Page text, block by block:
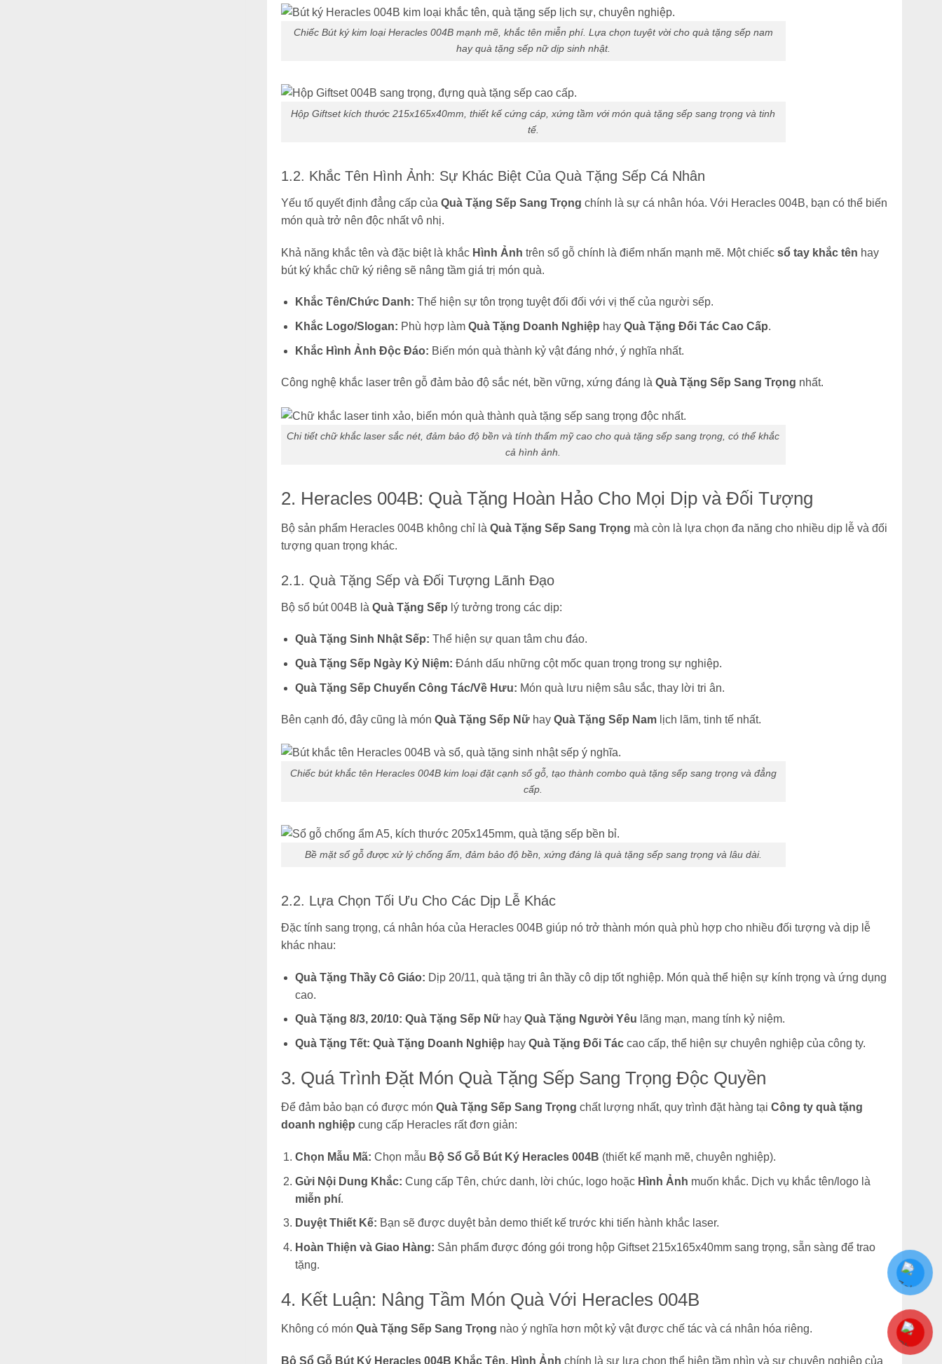
Chiếc Bút ký kim loại Heracles 004B mạnh mẽ, khắc tên miễn phí. Lựa chọn tuyệt vời cho quà tặng sếp nam
hay quà tặng sếp nữ dịp sinh nhật.
Hộp Giftset kích thước 215x165x40mm, thiết kế cứng cáp, xứng tầm với món quà tặng sếp sang trọng và tinh
tế.
1.2. Khắc Tên Hình Ảnh: Sự Khác Biệt Của Quà Tặng Sếp Cá Nhân
Yếu tố quyết định đẳng cấp của Quà Tặng Sếp Sang Trọng chính là sự cá nhân hóa. Với Heracles 004B, bạn có thể biến
món quà trở nên độc nhất vô nhị.
Khả năng khắc tên và đặc biệt là khắc Hình Ảnh trên sổ gỗ chính là điểm nhấn mạnh mẽ. Một chiếc sổ tay khắc tên hay
bút ký khắc chữ ký riêng sẽ nâng tầm giá trị món quà.
Khắc Tên/Chức Danh: Thể hiện sự tôn trọng tuyệt đối đối với vị thế của người sếp.
Khắc Logo/Slogan: Phù hợp làmQuà Tặng Doanh Nghiệp hayQuà Tặng Đối Tác Cao Cấp.
Khắc Hình Ảnh Độc Đáo: Biến món quà thành kỷ vật đáng nhớ, ý nghĩa nhất.
Công nghệ khắc laser trên gỗ đảm bảo độ sắc nét, bền vững, xứng đáng là Quà Tặng Sếp Sang Trọng nhất.
Chi tiết chữ khắc laser sắc nét, đảm bảo độ bền và tính thẩm mỹ cao cho quà tặng sếp sang trọng, có thể khắc
cả hình ảnh.
2. Heracles 004B: Quà Tặng Hoàn Hảo Cho Mọi Dịp và Đối Tượng
Bộ sản phẩm Heracles 004B không chỉ là Quà Tặng Sếp Sang Trọng mà còn là lựa chọn đa năng cho nhiều dịp lễ và đối
tượng quan trọng khác.
2.1. Quà Tặng Sếp và Đối Tượng Lãnh Đạo
Bộ sổ bút 004B là Quà Tặng Sếp lý tưởng trong các dịp:
Quà Tặng Sinh Nhật Sếp: Thể hiện sự quan tâm chu đáo.
Quà Tặng Sếp Ngày Kỷ Niệm: Đánh dấu những cột mốc quan trọng trong sự nghiệp.
Quà Tặng Sếp Chuyển Công Tác/Về Hưu: Món quà lưu niệm sâu sắc, thay lời tri ân.
Bên cạnh đó, đây cũng là món Quà Tặng Sếp Nữhay Quà Tặng Sếp Namlịch lãm, tinh tế nhất.
Chiếc bút khắc tên Heracles 004B kim loại đặt cạnh sổ gỗ, tạo thành combo quà tặng sếp sang trọng và đẳng
cấp.
Bề mặt sổ gỗ được xử lý chống ẩm, đảm bảo độ bền, xứng đáng là quà tặng sếp sang trọng và lâu dài.
2.2. Lựa Chọn Tối Ưu Cho Các Dịp Lễ Khác
Đặc tính sang trọng, cá nhân hóa của Heracles 004B giúp nó trở thành món quà phù hợp cho nhiều đối tượng và dịp lễ
khác nhau:
Quà Tặng Thầy Cô Giáo: Dịp 20/11, quà tặng tri ân thầy cô dịp tốt nghiệp. Món quà thể hiện sự kính trọng và ứng dụng
cao.
Quà Tặng 8/3, 20/10: Quà Tặng Sếp Nữ hayQuà Tặng Người Yêu lãng mạn, mang tính kỷ niệm.
Quà Tặng Tết: Quà Tặng Doanh Nghiệp hayQuà Tặng Đối Tác cao cấp, thể hiện sự chuyên nghiệp của công ty.
3. Quá Trình Đặt Món Quà Tặng Sếp Sang Trọng Độc Quyền
Để đảm bảo bạn có được món Quà Tặng Sếp Sang Trọng chất lượng nhất, quy trình đặt hàng tại Công ty quà tặng
doanh nghiệp cung cấp Heracles rất đơn giản:
Chọn Mẫu Mã: Chọn mẫu Bộ Sổ Gỗ Bút Ký Heracles 004B (thiết kế mạnh mẽ, chuyên nghiệp).
Gửi Nội Dung Khắc: Cung cấp Tên, chức danh, lời chúc, logo hoặc Hình Ảnh muốn khắc. Dịch vụ khắc tên/logo là
miễn phí.
Duyệt Thiết Kế: Bạn sẽ được duyệt bản demo thiết kế trước khi tiến hành khắc laser.
Hoàn Thiện và Giao Hàng: Sản phẩm được đóng gói trong hộp Giftset 215x165x40mm sang trọng, sẵn sàng để trao
tặng.
4. Kết Luận: Nâng Tầm Món Quà Với Heracles 004B
Không có món Quà Tặng Sếp Sang Trọng nào ý nghĩa hơn một kỷ vật được chế tác và cá nhân hóa riêng.
Bộ Sổ Gỗ Bút Ký Heracles 004B Khắc Tên, Hình Ảnh chính là sự lựa chọn thể hiện tầm nhìn và sự chuyên nghiệp của